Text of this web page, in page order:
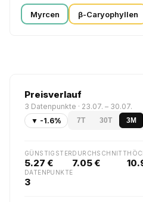
Myrcen β-Caryophyllen
Preisverlauf
3 Datenpunkte · 23.07. – 30.07.
▼ -1.6%
7T 30T 3M
GÜNSTIGSTER
5.27 €
DURCHSCHNITT
7.05 €
DATENPUNKTE
3